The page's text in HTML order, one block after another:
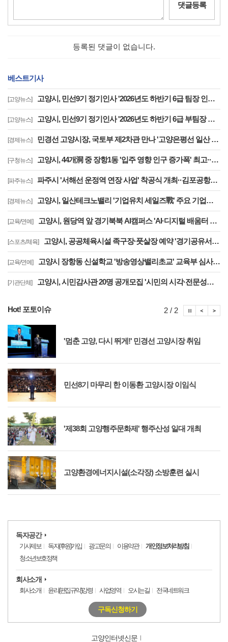
댓글등록
등록된 댓글이 없습니다.
베스트기사
[고양뉴스] 고양시, 민선9기 정기인사 '2026년도 하반기 6급 팀장 인사발령 사항'
[고양뉴스] 고양시, 민선9기 정기인사 '2026년도 하반기 6급 부팀장 이하 인사발령 사항'
[경제뉴스] 민경선 고양시장, 국토부 제2차관 만나 '고양은평선 일산 연장 반영' 등 요청
[구청뉴스] 고양시, 44개洞 중 장항1동 '입주 영향 인구 증가폭' 최고··풍산동도 증가세 지속
[파주뉴스] 파주시 '서해선 운정역 연장 사업' 착공식 개최··김포공항까지 30분대 주파
[경제뉴스] 고양시, 일산테크노밸리 '기업유치 세일즈戰' 주요 기업에 고양시장 명의 투자 제안
[교육/연예] 고양시, 원당역 앞 경기북북 AI캠퍼스 'AI·디지털 배움터 체험존' 12월까지 운영
[스포츠/체육] 고양시, 공공체육시설 족구장·풋살장 예약 '경기공유서비스'로 전환··투명성 강화
[교육/연예] 고양시 장항동 신설학교 '방송영상밸리초교' 교육부 심사 통과··2030년 개교
[기관단체] 고양시, 시민감사관 20명 공개모집 '시민의 시각·전문성으로 감사행정 제고'
Hot! 포토이슈
'멈춘 고양, 다시 뛰게!' 민경선 고양시장 취임
민선8기 마무리 한 이동환 고양시장 이임식
'제38회 고양행주문화제' 행주산성 일대 개최
고양환경에너지시설(소각장) 소방훈련 실시
2 / 2 포
포토이
독자공간
기사제보 독자(후원)가입 광고문의 이용약관
개인정보처리방침
청소년보호정책
회사소개
회사소개 윤리(편집규약)강령 사업영역 오시는길 전국네트워크
구독신청하기
고양인터넷신문